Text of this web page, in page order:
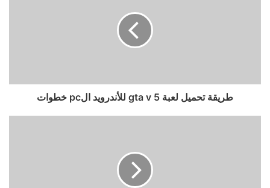
طريقة تحميل لعبة gta v 5 للأندرويد الpc خطوات